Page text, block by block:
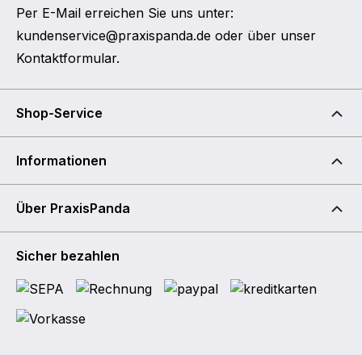
Per E-Mail erreichen Sie uns unter:
kundenservice@praxispanda.de oder über unser
Kontaktformular.
Shop-Service
Informationen
Über PraxisPanda
Sicher bezahlen